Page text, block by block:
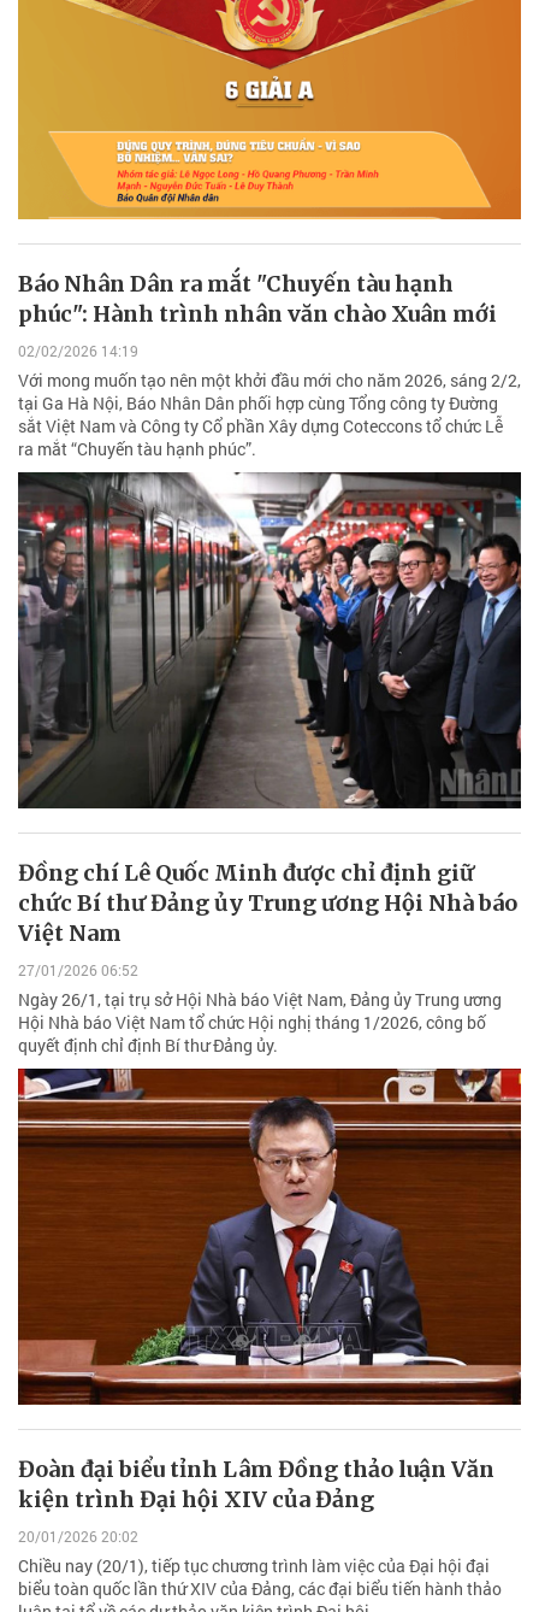
Báo Nhân Dân ra mắt "Chuyến tàu hạnh
phúc": Hành trình nhân văn chào Xuân mới
02/02/2026 14:19
Với mong muốn tạo nên một khởi đầu mới cho năm 2026, sáng 2/2,
tại Ga Hà Nội, Báo Nhân Dân phối hợp cùng Tổng công ty Đường
sắt Việt Nam và Công ty Cổ phần Xây dựng Coteccons tổ chức Lễ
ra mắt “Chuyến tàu hạnh phúc”.
Đồng chí Lê Quốc Minh được chỉ định giữ
chức Bí thư Đảng ủy Trung ương Hội Nhà báo
Việt Nam
27/01/2026 06:52
Ngày 26/1, tại trụ sở Hội Nhà báo Việt Nam, Đảng ủy Trung ương
Hội Nhà báo Việt Nam tổ chức Hội nghị tháng 1/2026, công bố
quyết định chỉ định Bí thư Đảng ủy.
Đoàn đại biểu tỉnh Lâm Đồng thảo luận Văn
kiện trình Đại hội XIV của Đảng
20/01/2026 20:02
Chiều nay (20/1), tiếp tục chương trình làm việc của Đại hội đại
biểu toàn quốc lần thứ XIV của Đảng, các đại biểu tiến hành thảo